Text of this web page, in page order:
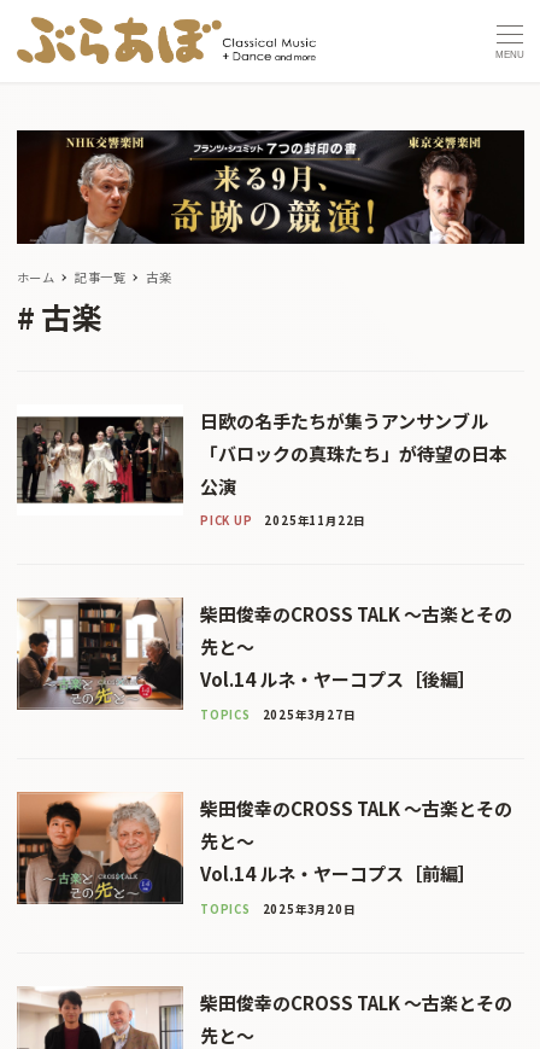
MENU
ホーム 記事一覧 古楽
古楽
日欧の名手たちが集うアンサンブル
「バロックの真珠たち」が待望の日本
公演
PICK UP 2025年11月22日
柴田俊幸のCROSS TALK 〜古楽とその
先と〜
Vol.14 ルネ・ヤーコプス［後編］
TOPICS 2025年3月27日
柴田俊幸のCROSS TALK 〜古楽とその
先と〜
Vol.14 ルネ・ヤーコプス［前編］
TOPICS 2025年3月20日
柴田俊幸のCROSS TALK 〜古楽とその
先と〜